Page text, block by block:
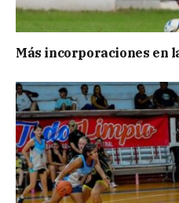
Más incorporaciones en